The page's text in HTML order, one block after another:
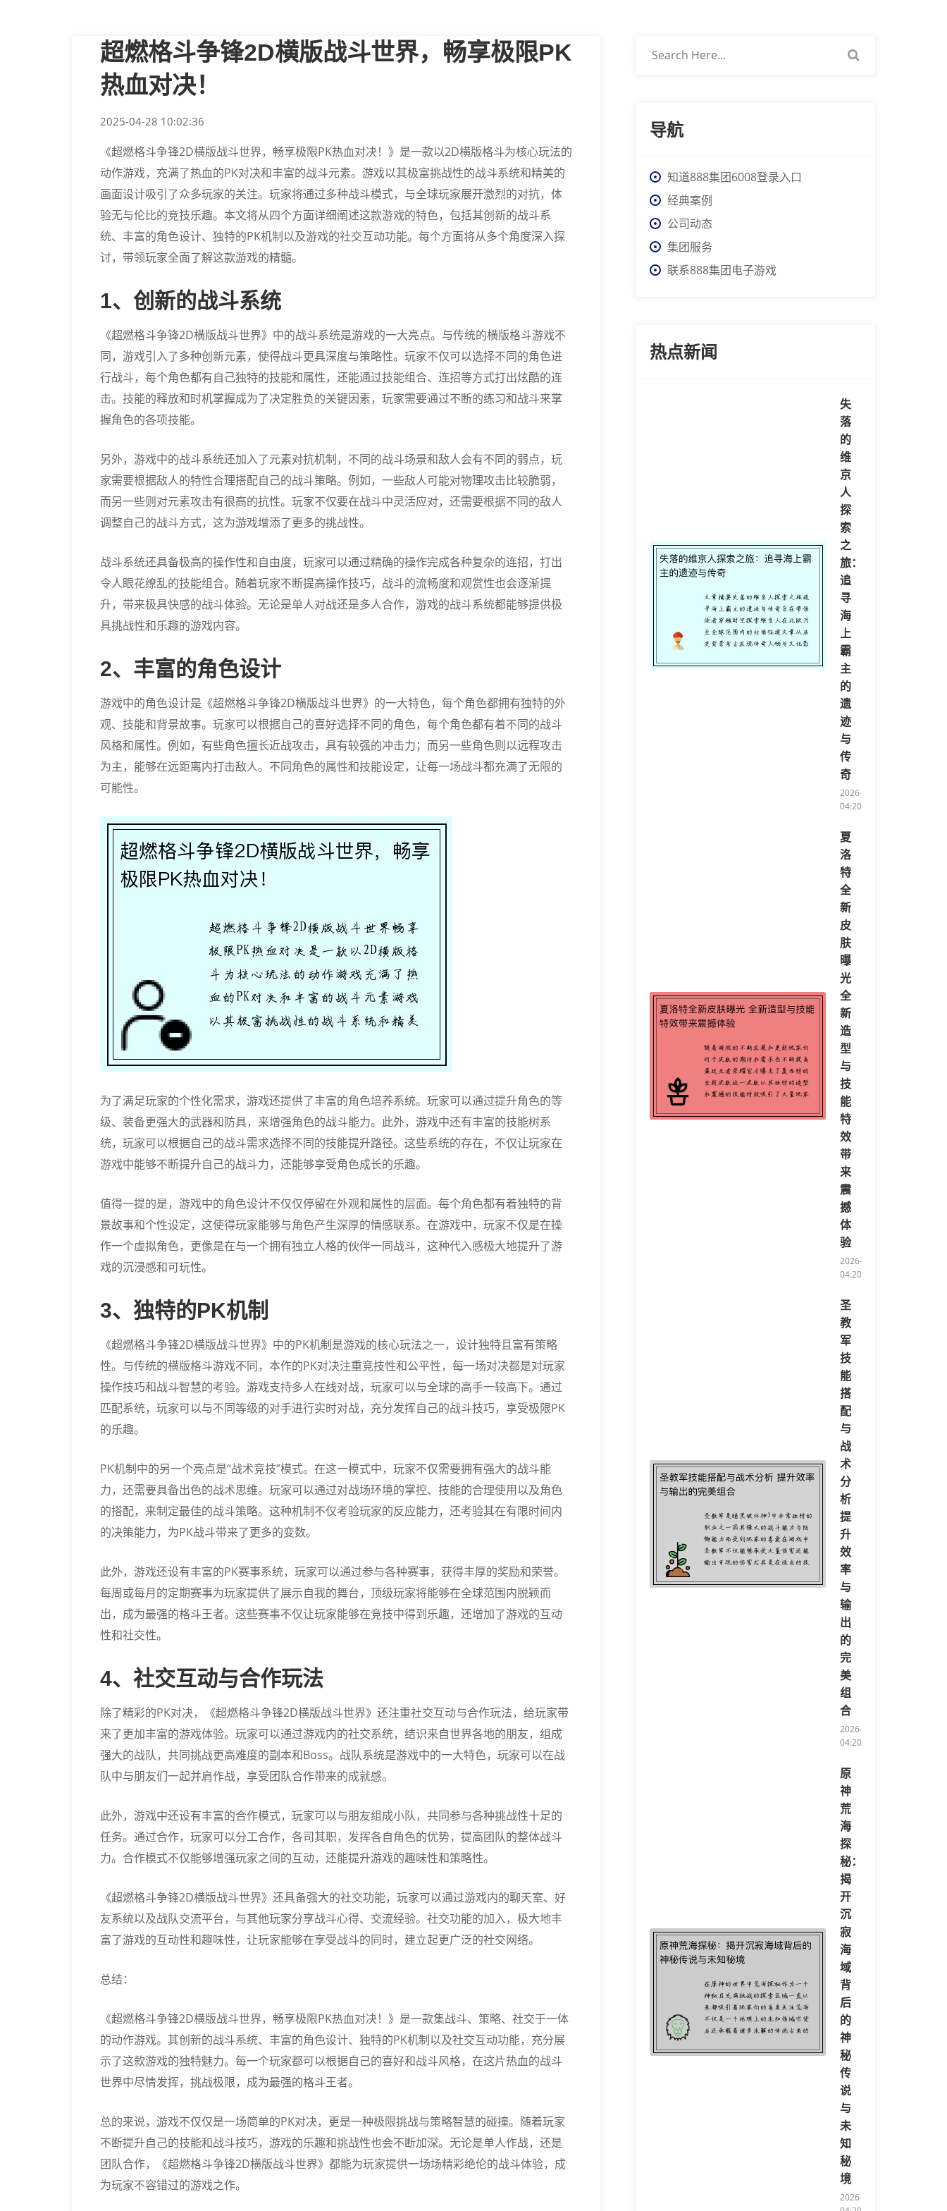
超燃格斗争锋2D横版战斗世界，畅享极限PK
热血对决！
2025-04-28 10:02:36
《超燃格斗争锋2D横版战斗世界，畅享极限PK热血对决！》是一款以2D横版格斗为核心玩法的
动作游戏，充满了热血的PK对决和丰富的战斗元素。游戏以其极富挑战性的战斗系统和精美的
画面设计吸引了众多玩家的关注。玩家将通过多种战斗模式，与全球玩家展开激烈的对抗，体
验无与伦比的竞技乐趣。本文将从四个方面详细阐述这款游戏的特色，包括其创新的战斗系
统、丰富的角色设计、独特的PK机制以及游戏的社交互动功能。每个方面将从多个角度深入探
讨，带领玩家全面了解这款游戏的精髓。
1、创新的战斗系统
《超燃格斗争锋2D横版战斗世界》中的战斗系统是游戏的一大亮点。与传统的横版格斗游戏不
同，游戏引入了多种创新元素，使得战斗更具深度与策略性。玩家不仅可以选择不同的角色进
行战斗，每个角色都有自己独特的技能和属性，还能通过技能组合、连招等方式打出炫酷的连
击。技能的释放和时机掌握成为了决定胜负的关键因素，玩家需要通过不断的练习和战斗来掌
握角色的各项技能。
另外，游戏中的战斗系统还加入了元素对抗机制，不同的战斗场景和敌人会有不同的弱点，玩
家需要根据敌人的特性合理搭配自己的战斗策略。例如，一些敌人可能对物理攻击比较脆弱，
而另一些则对元素攻击有很高的抗性。玩家不仅要在战斗中灵活应对，还需要根据不同的敌人
调整自己的战斗方式，这为游戏增添了更多的挑战性。
战斗系统还具备极高的操作性和自由度，玩家可以通过精确的操作完成各种复杂的连招，打出
令人眼花缭乱的技能组合。随着玩家不断提高操作技巧，战斗的流畅度和观赏性也会逐渐提
升，带来极具快感的战斗体验。无论是单人对战还是多人合作，游戏的战斗系统都能够提供极
具挑战性和乐趣的游戏内容。
2、丰富的角色设计
游戏中的角色设计是《超燃格斗争锋2D横版战斗世界》的一大特色，每个角色都拥有独特的外
观、技能和背景故事。玩家可以根据自己的喜好选择不同的角色，每个角色都有着不同的战斗
风格和属性。例如，有些角色擅长近战攻击，具有较强的冲击力；而另一些角色则以远程攻击
为主，能够在远距离内打击敌人。不同角色的属性和技能设定，让每一场战斗都充满了无限的
可能性。
为了满足玩家的个性化需求，游戏还提供了丰富的角色培养系统。玩家可以通过提升角色的等
级、装备更强大的武器和防具，来增强角色的战斗能力。此外，游戏中还有丰富的技能树系
统，玩家可以根据自己的战斗需求选择不同的技能提升路径。这些系统的存在，不仅让玩家在
游戏中能够不断提升自己的战斗力，还能够享受角色成长的乐趣。
值得一提的是，游戏中的角色设计不仅仅停留在外观和属性的层面。每个角色都有着独特的背
景故事和个性设定，这使得玩家能够与角色产生深厚的情感联系。在游戏中，玩家不仅是在操
作一个虚拟角色，更像是在与一个拥有独立人格的伙伴一同战斗，这种代入感极大地提升了游
戏的沉浸感和可玩性。
3、独特的PK机制
《超燃格斗争锋2D横版战斗世界》中的PK机制是游戏的核心玩法之一，设计独特且富有策略
性。与传统的横版格斗游戏不同，本作的PK对决注重竞技性和公平性，每一场对决都是对玩家
操作技巧和战斗智慧的考验。游戏支持多人在线对战，玩家可以与全球的高手一较高下。通过
匹配系统，玩家可以与不同等级的对手进行实时对战，充分发挥自己的战斗技巧，享受极限PK
的乐趣。
PK机制中的另一个亮点是“战术竞技”模式。在这一模式中，玩家不仅需要拥有强大的战斗能
力，还需要具备出色的战术思维。玩家可以通过对战场环境的掌控、技能的合理使用以及角色
的搭配，来制定最佳的战斗策略。这种机制不仅考验玩家的反应能力，还考验其在有限时间内
的决策能力，为PK战斗带来了更多的变数。
此外，游戏还设有丰富的PK赛事系统，玩家可以通过参与各种赛事，获得丰厚的奖励和荣誉。
每周或每月的定期赛事为玩家提供了展示自我的舞台，顶级玩家将能够在全球范围内脱颖而
出，成为最强的格斗王者。这些赛事不仅让玩家能够在竞技中得到乐趣，还增加了游戏的互动
性和社交性。
4、社交互动与合作玩法
除了精彩的PK对决，《超燃格斗争锋2D横版战斗世界》还注重社交互动与合作玩法，给玩家带
来了更加丰富的游戏体验。玩家可以通过游戏内的社交系统，结识来自世界各地的朋友，组成
强大的战队，共同挑战更高难度的副本和Boss。战队系统是游戏中的一大特色，玩家可以在战
队中与朋友们一起并肩作战，享受团队合作带来的成就感。
此外，游戏中还设有丰富的合作模式，玩家可以与朋友组成小队，共同参与各种挑战性十足的
任务。通过合作，玩家可以分工合作，各司其职，发挥各自角色的优势，提高团队的整体战斗
力。合作模式不仅能够增强玩家之间的互动，还能提升游戏的趣味性和策略性。
《超燃格斗争锋2D横版战斗世界》还具备强大的社交功能，玩家可以通过游戏内的聊天室、好
友系统以及战队交流平台，与其他玩家分享战斗心得、交流经验。社交功能的加入，极大地丰
富了游戏的互动性和趣味性，让玩家能够在享受战斗的同时，建立起更广泛的社交网络。
总结：
《超燃格斗争锋2D横版战斗世界，畅享极限PK热血对决！》是一款集战斗、策略、社交于一体
的动作游戏。其创新的战斗系统、丰富的角色设计、独特的PK机制以及社交互动功能，充分展
示了这款游戏的独特魅力。每一个玩家都可以根据自己的喜好和战斗风格，在这片热血的战斗
世界中尽情发挥，挑战极限，成为最强的格斗王者。
总的来说，游戏不仅仅是一场简单的PK对决，更是一种极限挑战与策略智慧的碰撞。随着玩家
不断提升自己的技能和战斗技巧，游戏的乐趣和挑战性也会不断加深。无论是单人作战，还是
团队合作，《超燃格斗争锋2D横版战斗世界》都能为玩家提供一场场精彩绝伦的战斗体验，成
为玩家不容错过的游戏之作。
导航
知道888集团6008登录入口
经典案例
公司动态
集团服务
联系888集团电子游戏
热点新闻
失
落
的
维
京
人
探
索
之
旅：
追
寻
海
上
霸
主
的
遗
迹
与
传
奇
2026-08-08
04:20:06/li>
夏
洛
特
全
新
皮
肤
曝
光
全
新
造
型
与
技
能
特
效
带
来
震
撼
体
验
2026-08-07
04:20:08/li>
圣
教
军
技
能
搭
配
与
战
术
分
析
提
升
效
率
与
输
出
的
完
美
组
合
2026-08-06
04:20:07/li>
原
神
荒
海
探
秘：
揭
开
沉
寂
海
域
背
后
的
神
秘
传
说
与
未
知
秘
境
2026-08-05